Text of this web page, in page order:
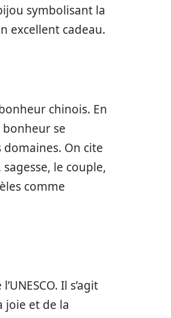
symbolisant la
excellent cadeau.
chinois. En
bonheur se
On cite
le couple,
comme
Il s’agit
joie et de la